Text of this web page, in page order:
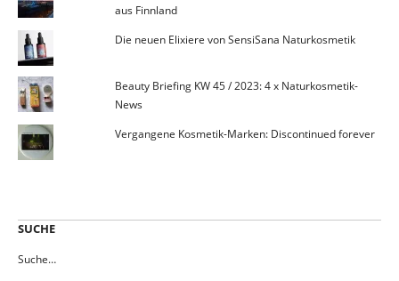
aus Finnland
Die neuen Elixiere von SensiSana Naturkosmetik
Beauty Briefing KW 45 / 2023: 4 x Naturkosmetik-
News
Vergangene Kosmetik-Marken: Discontinued forever
SUCHE